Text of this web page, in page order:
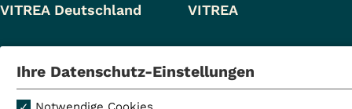
VITREA Deutschland
VITREA
IMPRESSUM
DATENSCHUTZ
Ihre Datenschutz-Einstellungen